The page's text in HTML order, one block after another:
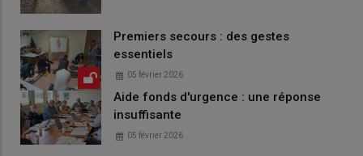
Premiers secours : des gestes
essentiels
05 février 2026
Aide fonds d'urgence : une réponse
insuffisante
05 février 2026